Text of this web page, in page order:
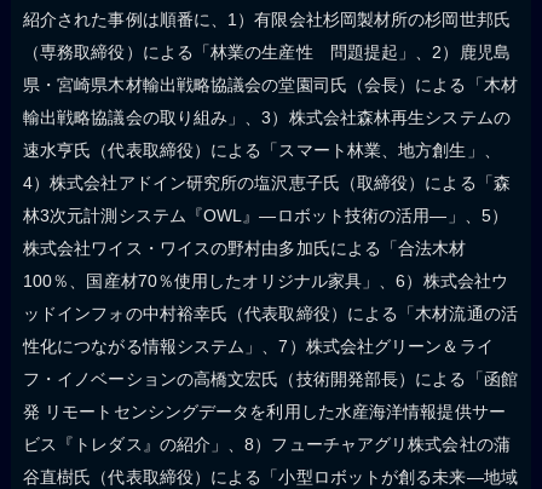
紹介された事例は順番に、1）有限会社杉岡製材所の杉岡世邦氏
（専務取締役）による「林業の生産性 問題提起」、2）鹿児島
県・宮崎県木材輸出戦略協議会の堂園司氏（会長）による「木材
輸出戦略協議会の取り組み」、3）株式会社森林再生システムの
速水亨氏（代表取締役）による「スマート林業、地方創生」、
4）株式会社アドイン研究所の塩沢恵子氏（取締役）による「森
林3次元計測システム『OWL』—ロボット技術の活用—」、5）
株式会社ワイス・ワイスの野村由多加氏による「合法木材
100％、国産材70％使用したオリジナル家具」、6）株式会社ウ
ッドインフォの中村裕幸氏（代表取締役）による「木材流通の活
性化につながる情報システム」、7）株式会社グリーン＆ライ
フ・イノベーションの高橋文宏氏（技術開発部長）による「函館
発 リモートセンシングデータを利用した水産海洋情報提供サー
ビス『トレダス』の紹介」、8）フューチャアグリ株式会社の蒲
谷直樹氏（代表取締役）による「小型ロボットが創る未来—地域